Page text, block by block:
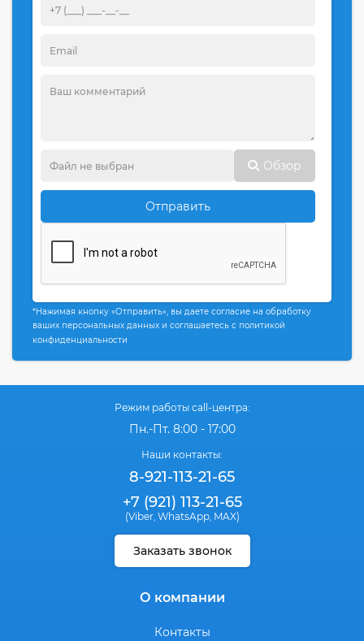
Обзор
Отправить
*Нажимая кнопку «Отправить», вы даете согласие на обработку
ваших персональных данных и соглашаетесь с политикой
конфиденциальности
Режим работы call-центра:
Пн.-Пт. 8:00 - 17:00
Наши контакты:
8-921-113-21-65
+7 (921) 113-21-65
(Viber, WhatsApp, MAX)
Заказать звонок
О компании
Контакты